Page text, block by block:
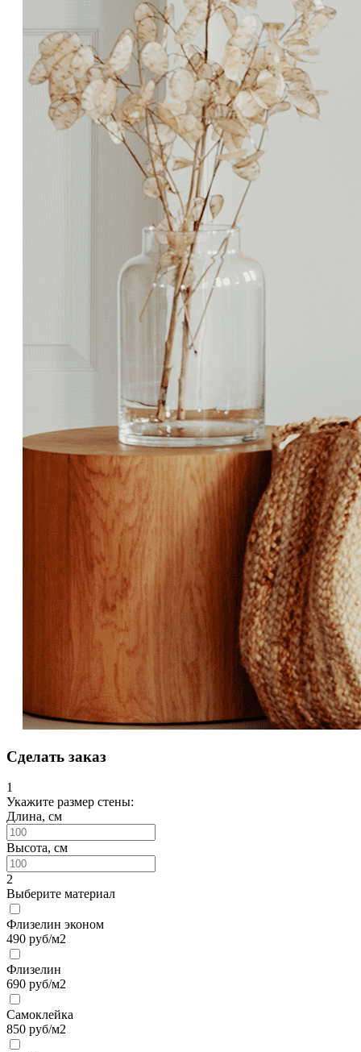
Сделать заказ
1
Укажите размер стены:
Длина, см
Высота, см
2
Выберите материал
Флизелин эконом
490 руб/м2
Флизелин
690 руб/м2
Самоклейка
850 руб/м2